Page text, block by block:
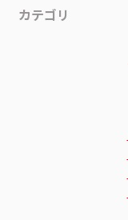
カテゴリ